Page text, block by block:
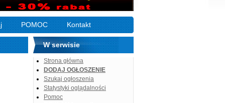
POMOC Kontakt
W serwisie
Strona główna
DODAJ OGŁOSZENIE
Szukaj ogłoszenia
Statystyki oglądalności
Pomoc